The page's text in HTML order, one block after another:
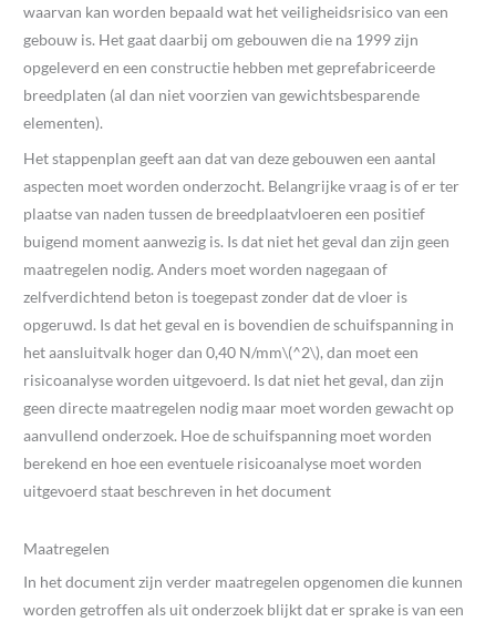
waarvan kan worden bepaald wat het veiligheidsrisico van een
gebouw is. Het gaat daarbij om gebouwen die na 1999 zijn
opgeleverd en een constructie hebben met geprefabriceerde
breedplaten (al dan niet voorzien van gewichtsbesparende
elementen).
Het stappenplan geeft aan dat van deze gebouwen een aantal
aspecten moet worden onderzocht. Belangrijke vraag is of er ter
plaatse van naden tussen de breedplaatvloeren een positief
buigend moment aanwezig is. Is dat niet het geval dan zijn geen
maatregelen nodig. Anders moet worden nagegaan of
zelfverdichtend beton is toegepast zonder dat de vloer is
opgeruwd. Is dat het geval en is bovendien de schuifspanning in
het aansluitvalk hoger dan 0,40 N/mm\(^2\), dan moet een
risicoanalyse worden uitgevoerd. Is dat niet het geval, dan zijn
geen directe maatregelen nodig maar moet worden gewacht op
aanvullend onderzoek. Hoe de schuifspanning moet worden
berekend en hoe een eventuele risicoanalyse moet worden
uitgevoerd staat beschreven in het document
Maatregelen
In het document zijn verder maatregelen opgenomen die kunnen
worden getroffen als uit onderzoek blijkt dat er sprake is van een